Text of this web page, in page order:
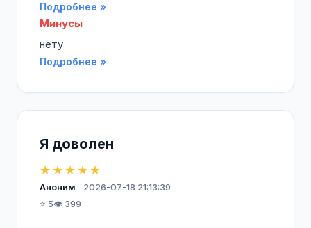
Подробнее »
Минусы
нету
Подробнее »
Я доволен
★★★★★
Аноним
2026-07-18 21:13:39
⭐ 5👁️ 399